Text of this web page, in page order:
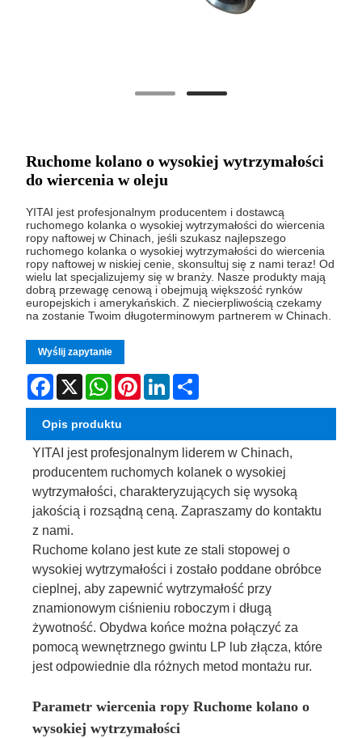
Ruchome kolano o wysokiej wytrzymałości
do wiercenia w oleju
YITAI jest profesjonalnym producentem i dostawcą
ruchomego kolanka o wysokiej wytrzymałości do wiercenia
ropy naftowej w Chinach, jeśli szukasz najlepszego
ruchomego kolanka o wysokiej wytrzymałości do wiercenia
ropy naftowej w niskiej cenie, skonsultuj się z nami teraz! Od
wielu lat specjalizujemy się w branży. Nasze produkty mają
dobrą przewagę cenową i obejmują większość rynków
europejskich i amerykańskich. Z niecierpliwością czekamy
na zostanie Twoim długoterminowym partnerem w Chinach.
Wyślij zapytanie
Facebook
X WhatsAppPinterestLinkedIn
Opis produktu
YITAI jest profesjonalnym liderem w Chinach,
producentem ruchomych kolanek o wysokiej
wytrzymałości, charakteryzujących się wysoką
jakością i rozsądną ceną. Zapraszamy do kontaktu
z nami.
Ruchome kolano jest kute ze stali stopowej o
wysokiej wytrzymałości i zostało poddane obróbce
cieplnej, aby zapewnić wytrzymałość przy
znamionowym ciśnieniu roboczym i długą
żywotność. Obydwa końce można połączyć za
pomocą wewnętrznego gwintu LP lub złącza, które
jest odpowiednie dla różnych metod montażu rur.
Parametr wiercenia ropy Ruchome kolano o
wysokiej wytrzymałości